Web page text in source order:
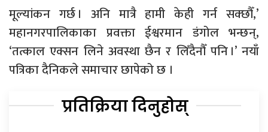
मूल्यांकन गर्छ । अनि मात्रै हामी केही गर्न सक्छौँ,’
महानगरपालिकाका प्रवक्ता ईश्वरमान डंगोल भन्छन्,
‘तत्काल एक्सन लिने अवस्था छैन र लिँदैनौँ पनि ।’ नयाँ
पत्रिका दैनिकले समाचार छापेको छ ।
प्रतिक्रिया दिनुहोस्